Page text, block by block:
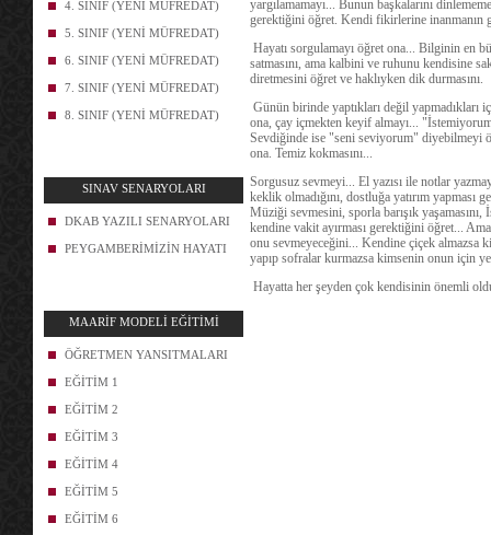
4. SINIF (YENİ MÜFREDAT)
5. SINIF (YENİ MÜFREDAT)
6. SINIF (YENİ MÜFREDAT)
7. SINIF (YENİ MÜFREDAT)
8. SINIF (YENİ MÜFREDAT)
SINAV SENARYOLARI
DKAB YAZILI SENARYOLARI
PEYGAMBERİMİZİN HAYATI
MAARİF MODELİ EĞİTİMİ
ÖĞRETMEN YANSITMALARI
EĞİTİM 1
EĞİTİM 2
EĞİTİM 3
EĞİTİM 4
EĞİTİM 5
EĞİTİM 6
yargılamamayı... Bunun başkalarını
gerektiğini öğret. Kendi fikirlerine inanmanın
Hayatı sorgulamayı öğret ona... Bilginin en
satmasını, ama kalbini ve ruhunu kendisine
diretmesini öğret ve haklıyken dik durmasını.
Günün birinde yaptıkları değil yapmadıkları
ona, çay içmekten keyif almayı...
Sevdiğinde ise "seni seviyorum" diyebilmeyi
ona. Temiz kokmasını...
Sorgusuz sevmeyi... El yazısı ile notlar
keklik olmadığını, dostluğa yatırım yapması
Müziği sevmesini, sporla barışık
kendine vakit ayırması gerektiğini öğret...
onu sevmeyeceğini... Kendine çiçek almazsa
yapıp sofralar kurmazsa kimsenin onun için
Hayatta her şeyden çok kendisinin önemli